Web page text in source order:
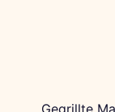
Gegrillte